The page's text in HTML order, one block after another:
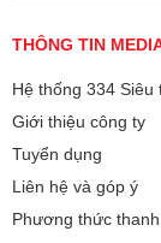
THÔNG TIN
Hệ thống 334 Siêu
Giới thiệu công ty
Tuyển dụng
Liên hệ và góp ý
Phương thức